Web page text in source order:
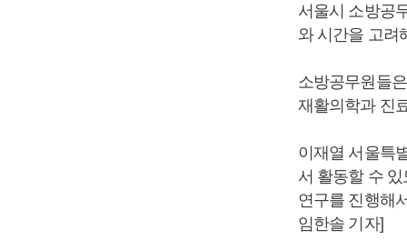
서울시 소방공
와 시간을 고려
소방공무원들
재활의학과 진
이재열 서울특
서 활동할 수
연구를 진행해
임한솔 기자]